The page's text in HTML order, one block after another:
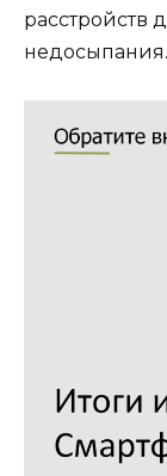
расстройств